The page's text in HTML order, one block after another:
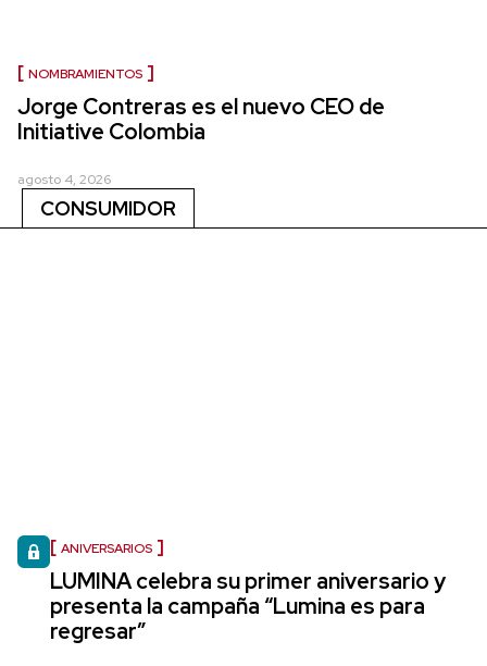
NOMBRAMIENTOS
Jorge Contreras es el nuevo CEO de
Initiative Colombia
agosto 4, 2026
CONSUMIDOR
ANIVERSARIOS
LUMINA celebra su primer aniversario y
presenta la campaña “Lumina es para
regresar”